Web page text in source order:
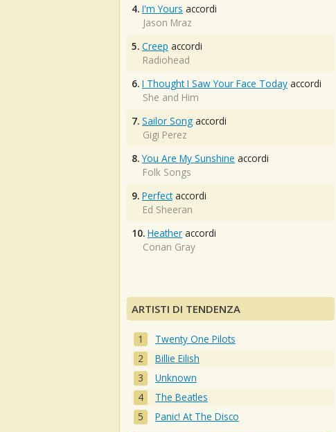
4. I'm Yours accordi
Jason Mraz
5. Creep accordi
Radiohead
6. I Thought I Saw Your Face Today accordi
She and Him
7. Sailor Song accordi
Gigi Perez
8. You Are My Sunshine accordi
Folk Songs
9. Perfectaccordi
Ed Sheeran
10. Heather accordi
Conan Gray
ARTISTI DI TENDENZA
Twenty One Pilots
Billie Eilish
Unknown
The Beatles
Panic! At The Disco